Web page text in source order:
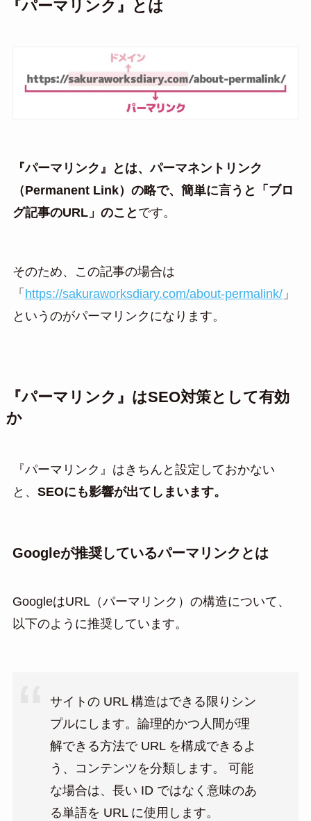
『パーマリンク』とは
『パーマリンク』とは、パーマネントリンク
（Permanent Link）の略で、簡単に言うと「ブロ
グ記事のURL」のこと です。
そのため、この記事の場合は
「 https://sakuraworksdiary.com/about-permalink/」
というのがパーマリンクになります。
『パーマリンク』はSEO対策として有効
か
『パーマリンク』はきちんと設定しておかない
と、 SEOにも影響が出てしまいます。
Googleが推奨しているパーマリンクとは
GoogleはURL（パーマリンク）の構造について、
以下のように推奨しています。
サイトの URL 構造はできる限りシン
プルにします。論理的かつ人間が理
解できる方法で URL を構成できるよ
う、コンテンツを分類します。 可能
な場合は、長い ID ではなく意味のあ
る単語を URL に使用します。